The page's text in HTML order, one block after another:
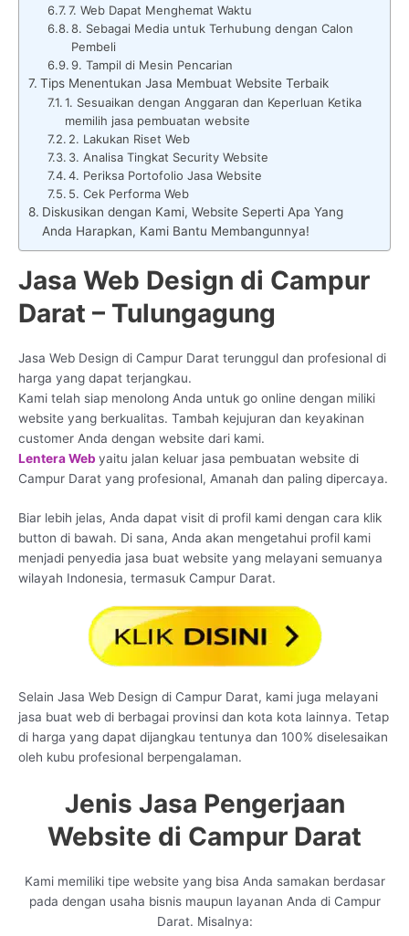
7. Web Dapat Menghemat Waktu
8. Sebagai Media untuk Terhubung dengan Calon
Pembeli
9. Tampil di Mesin Pencarian
Tips Menentukan Jasa Membuat Website Terbaik
1. Sesuaikan dengan Anggaran dan Keperluan Ketika
memilih jasa pembuatan website
2. Lakukan Riset Web
3. Analisa Tingkat Security Website
4. Periksa Portofolio Jasa Website
5. Cek Performa Web
Diskusikan dengan Kami, Website Seperti Apa Yang
Anda Harapkan, Kami Bantu Membangunnya!
Jasa Web Design di Campur
Darat – Tulungagung
Jasa Web Design di Campur Darat terunggul dan profesional di
harga yang dapat terjangkau.
Kami telah siap menolong Anda untuk go online dengan miliki
website yang berkualitas. Tambah kejujuran dan keyakinan
customer Anda dengan website dari kami.
Lentera Web yaitu jalan keluar jasa pembuatan website di
Campur Darat yang profesional, Amanah dan paling dipercaya.
Biar lebih jelas, Anda dapat visit di profil kami dengan cara klik
button di bawah. Di sana, Anda akan mengetahui profil kami
menjadi penyedia jasa buat website yang melayani semuanya
wilayah Indonesia, termasuk Campur Darat.
Selain Jasa Web Design di Campur Darat, kami juga melayani
jasa buat web di berbagai provinsi dan kota kota lainnya. Tetap
di harga yang dapat dijangkau tentunya dan 100% diselesaikan
oleh kubu profesional berpengalaman.
Jenis Jasa Pengerjaan
Website di Campur Darat
Kami memiliki tipe website yang bisa Anda samakan berdasar
pada dengan usaha bisnis maupun layanan Anda di Campur
Darat. Misalnya: